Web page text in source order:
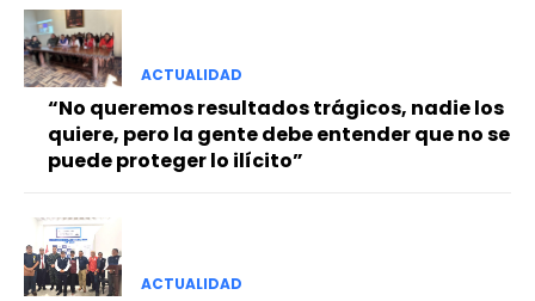
ACTUALIDAD
“No queremos resultados trágicos, nadie los
quiere, pero la gente debe entender que no se
puede proteger lo ilícito”
ACTUALIDAD